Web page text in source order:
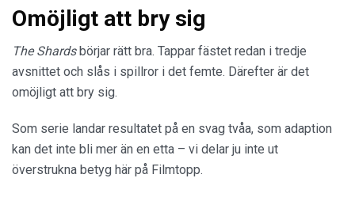
Omöjligt att bry sig
The Shardsbörjar rätt bra. Tappar fästet redan i tredje
avsnittet och slås i spillror i det femte. Därefter är det
omöjligt att bry sig.
Som serie landar resultatet på en svag tvåa, som adaption
kan det inte bli mer än en etta – vi delar ju inte ut
överstrukna betyg här på Filmtopp.